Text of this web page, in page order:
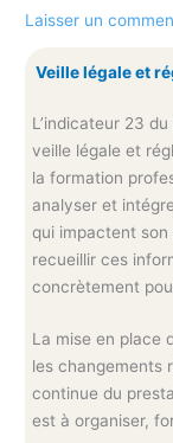
Laisser un
Veille légale et
L’indicateur 23
veille légale et
la formation
analyser et
qui impactent
recueillir ces
concrètement
La mise en place
les changements
continue du
est à organiser,